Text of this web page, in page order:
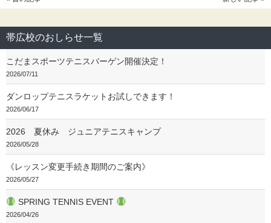
帯広校のおしらせ一覧
こだまスポーツテニスバーゲン開催決定！
2026/07/11
ダンロップテニスラケットお試しできます！
2026/06/17
2026 夏休み ジュニアテニスキャンプ
2026/05/28
《レッスン変更手続き期間のご案内》
2026/05/27
SPRING TENNIS EVENT
2026/04/26